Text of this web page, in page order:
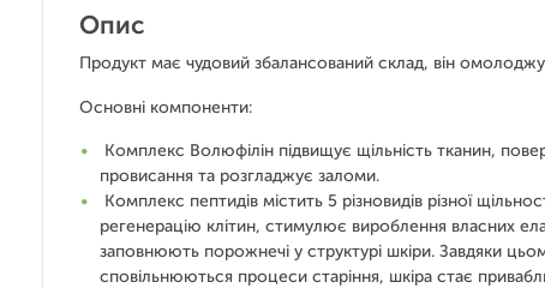
Опис
Продукт має чудовий збалансований склад, він
Основні компоненти:
Комплекс Волюфілін підвищує щільність тканин,
провисання та розгладжує заломи.
Комплекс пептидів містить 5 різновидів різної
регенерацію клітин, стимулює вироблення власних
заповнюють порожнечі у структурі шкіри. Завдяки
сповільнюються процеси старіння, шкіра стає